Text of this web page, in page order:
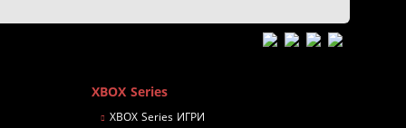
XBOX Series
XBOX Series ИГРИ